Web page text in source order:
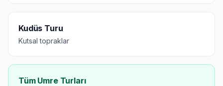
Kudüs Turu
Kutsal topraklar
Tüm Umre Turları